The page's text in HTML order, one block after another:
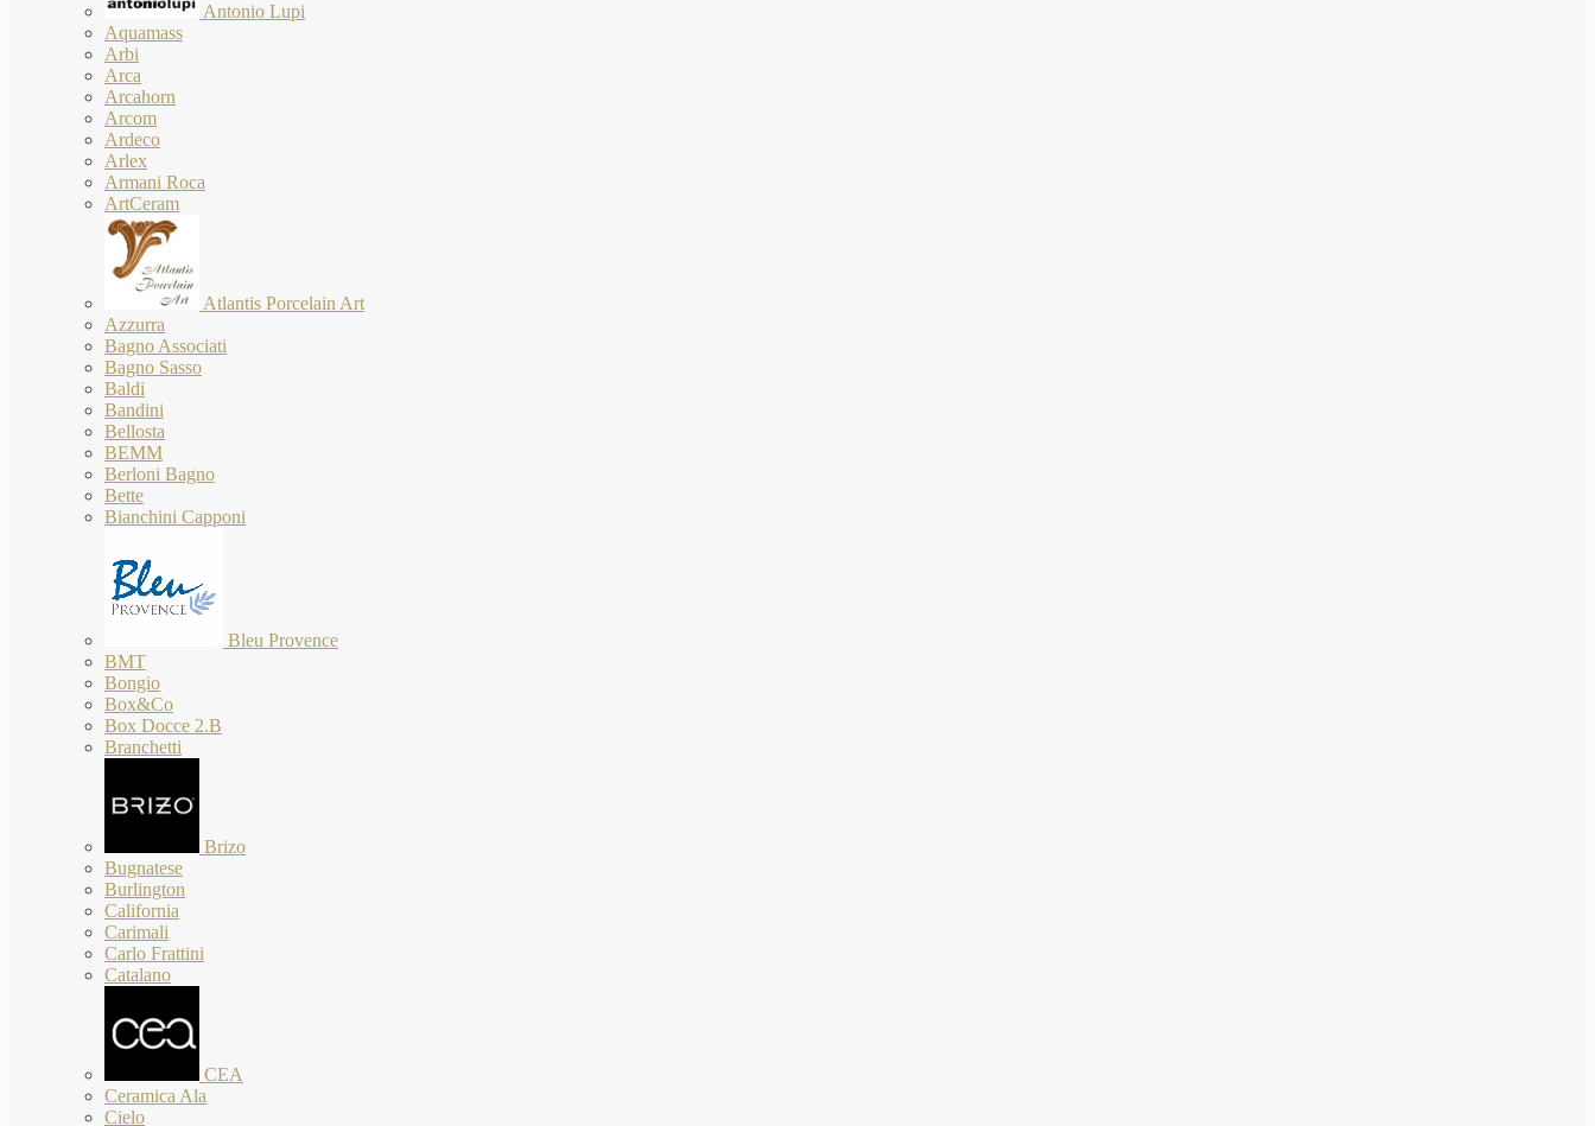
Antonio Lupi
Aquamass
Arbi
Arca
Arcahorn
Arcom
Ardeco
Arlex
Armani Roca
ArtCeram
Atlantis Porcelain Art
Azzurra
Bagno Associati
Bagno Sasso
Baldi
Bandini
Bellosta
BEMM
Berloni Bagno
Bette
Bianchini Capponi
Bleu Provence
BMT
Bongio
Box&Co
Box Docce 2.B
Branchetti
Brizo
Bugnatese
Burlington
California
Carimali
Carlo Frattini
Catalano
CEA
Ceramica Ala
Cielo